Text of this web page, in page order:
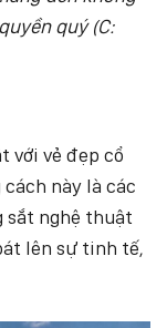
quý (C:
với vẻ đẹp cổ
này là các
sắt nghệ thuật
lên sự tinh tế,